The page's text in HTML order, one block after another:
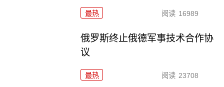
最热 阅读 16989
俄罗斯终止俄德军事技术合作协
议
最热 阅读 23708